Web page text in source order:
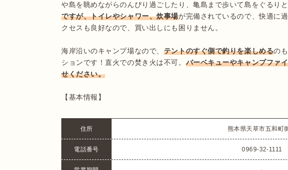
や島を眺めながらのんびり過ごしたり、亀島まで歩いて島をぐるり
ですが、トイレやシャワー、炊事場が完備されているので、快適に
クセスも良好なので、買い出しにも困りません。
海岸沿いのキャンプ場なので、 テントのすぐ側で釣りを楽しめるの
ションです！直火での焚き火は不可。 バーベキューやキャンプファ
【基本情報】
住所 熊本県天草市五和町
電話番号 0969-32-1111